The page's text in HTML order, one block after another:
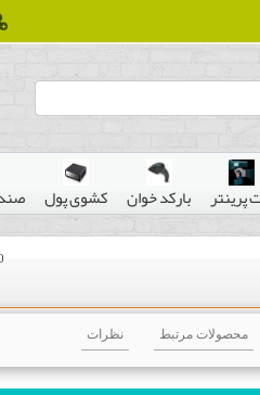
پرینتر بارکد خوان کشوی پول
محصولات مرتبط نظرات